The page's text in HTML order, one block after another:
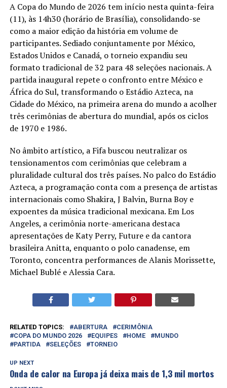
A Copa do Mundo de 2026 tem início nesta quinta-feira
(11), às 14h30 (horário de Brasília), consolidando-se
como a maior edição da história em volume de
participantes. Sediado conjuntamente por México,
Estados Unidos e Canadá, o torneio expandiu seu
formato tradicional de 32 para 48 seleções nacionais. A
partida inaugural repete o confronto entre México e
África do Sul, transformando o Estádio Azteca, na
Cidade do México, na primeira arena do mundo a acolher
três cerimônias de abertura do mundial, após os ciclos
de 1970 e 1986.
No âmbito artístico, a Fifa buscou neutralizar os
tensionamentos com cerimônias que celebram a
pluralidade cultural dos três países. No palco do Estádio
Azteca, a programação conta com a presença de artistas
internacionais como Shakira, J Balvin, Burna Boy e
expoentes da música tradicional mexicana. Em Los
Angeles, a cerimônia norte-americana destaca
apresentações de Katy Perry, Future e da cantora
brasileira Anitta, enquanto o polo canadense, em
Toronto, concentra performances de Alanis Morissette,
Michael Bublé e Alessia Cara.
RELATED TOPICS: ABERTURA
CERIMÔNIA
COPA DO MUNDO 2026
EQUIPES HOME
MUNDO
PARTIDA
SELEÇÕES TORNEIO
UP NEXT
Onda de calor na Europa já deixa mais de 1,3 mil mortos